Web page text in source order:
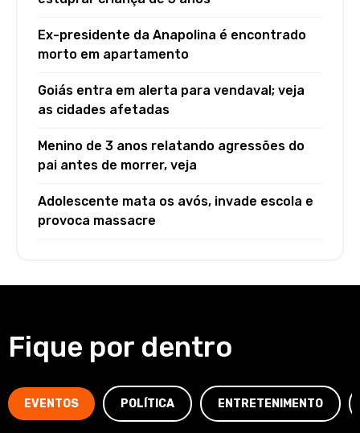
Ex-presidente da Anapolina é encontrado
morto em apartamento
Goiás entra em alerta para vendaval; veja
as cidades afetadas
Menino de 3 anos relatando agressões do
pai antes de morrer, veja
Adolescente mata os avós, invade escola e
provoca massacre
Fique por dentro
EVENTOS POLÍTICA ENTRETENIMENTO